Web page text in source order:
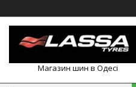
Магазин шин в Одесі